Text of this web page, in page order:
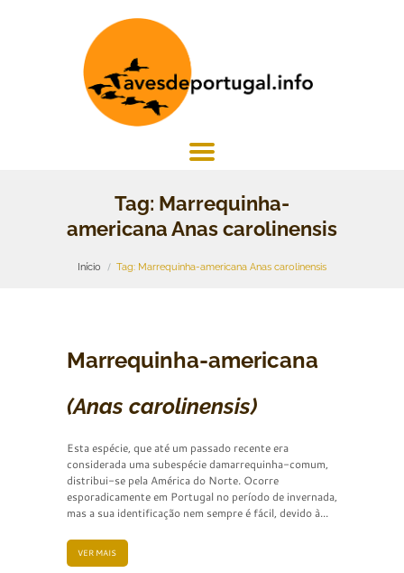
Tag: Marrequinha-
americana Anas carolinensis
Início Tag: Marrequinha-americana Anas carolinensis
Marrequinha-americana
(Anas carolinensis)
Esta espécie, que até um passado recente era
considerada uma subespécie damarrequinha-comum,
distribui-se pela América do Norte. Ocorre
esporadicamente em Portugal no período de invernada,
mas a sua identificação nem sempre é fácil, devido à...
VER MAIS